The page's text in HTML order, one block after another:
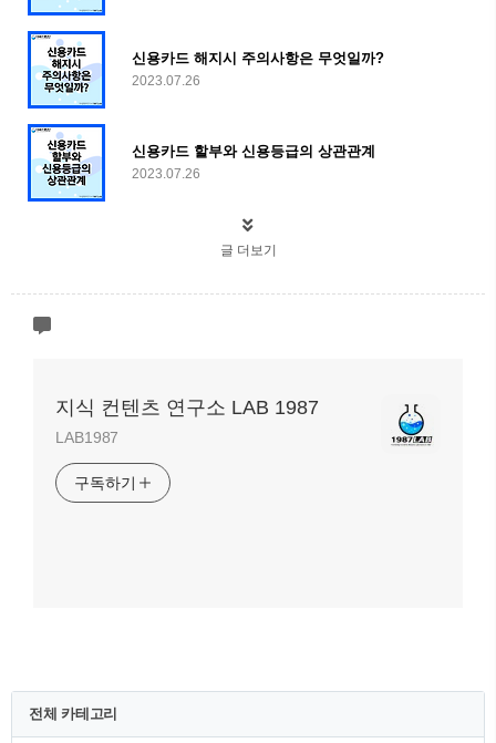
신용카드 해지시 주의사항은 무엇일까?
2023.07.26
신용카드 할부와 신용등급의 상관관계
2023.07.26
글 더보기
지식 컨텐츠 연구소 LAB 1987
LAB1987
구독하기
전체 카테고리